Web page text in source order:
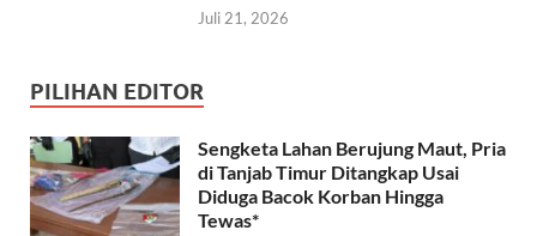
Juli 21, 2026
PILIHAN EDITOR
Sengketa Lahan Berujung Maut, Pria
di Tanjab Timur Ditangkap Usai
Diduga Bacok Korban Hingga
Tewas*